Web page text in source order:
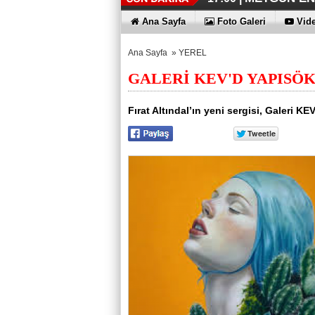
12:17 |THY
12:02 |ÖZEL
11:56 |İŞTE
11:53 |TECNO'DA
Ana Sayfa Foto Galeri
Ana Sayfa » YEREL
GALERİ KEV'D
Fırat Altındal’ın yeni sergisi, Galeri